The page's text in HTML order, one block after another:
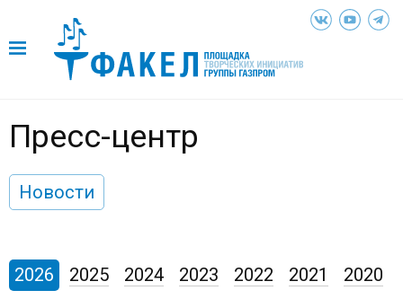
Пресс-центр
Новости
2026 2025 2024 2023 2022 2021
2020